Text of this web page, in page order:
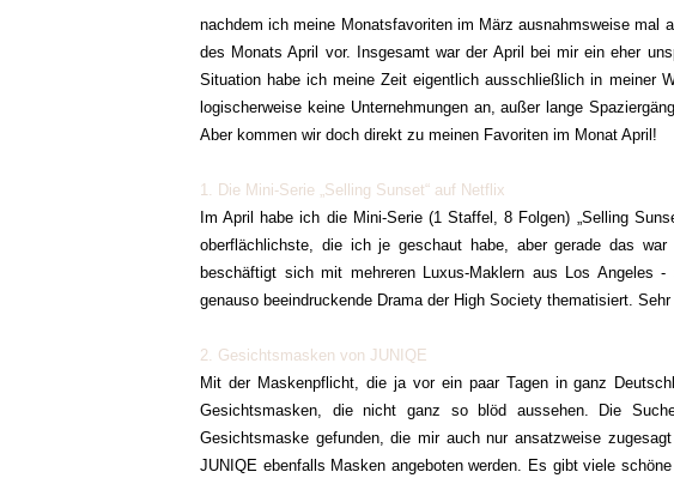
nachdem ich meine Monatsfavoriten im März ausnahmsweise mal
des Monats April vor. Insgesamt war der April bei mir ein eher
Situation habe ich meine Zeit eigentlich ausschließlich in meiner
logischerweise keine Unternehmungen an, außer lange
Aber kommen wir doch direkt zu meinen Favoriten im Monat April!
1. Die Mini-Serie „Selling Sunset“ auf Netflix
Im April habe ich die Mini-Serie (1 Staffel, 8 Folgen) „Selling
oberflächlichste, die ich je geschaut habe, aber gerade das
beschäftigt sich mit mehreren Luxus-Maklern aus Los Angeles
genauso beeindruckende Drama der High Society thematisiert.
2. Gesichtsmasken von JUNIQE
Mit der Maskenpflicht, die ja vor ein paar Tagen in ganz
Gesichtsmasken, die nicht ganz so blöd aussehen. Die
Gesichtsmaske gefunden, die mir auch nur ansatzweise
JUNIQE ebenfalls Masken angeboten werden. Es gibt viele